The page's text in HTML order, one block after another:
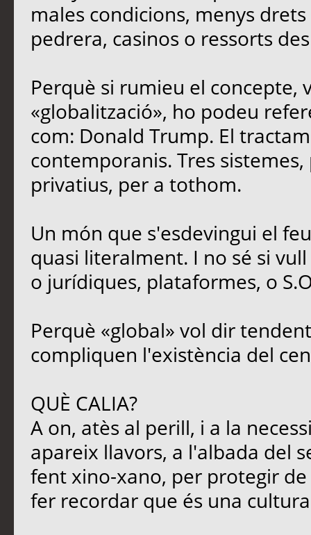
males condicions, menys
pedrera, casinos o ressorts
Perquè si rumieu el concepte,
«globalització», ho podeu
com: Donald Trump. El
contemporanis. Tres
privatius, per a tothom.
Un món que s'esdevingui el
quasi literalment. I no sé si
o jurídiques, plataformes, o
Perquè «global» vol dir
compliquen l'existència del
QUÈ CALIA?
A on, atès al perill, i a la
apareix llavors, a l'albada del
fent xino-xano, per protegir
fer recordar que és una